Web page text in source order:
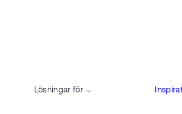
Lösningar för